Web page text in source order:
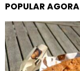
POPULAR AGORA